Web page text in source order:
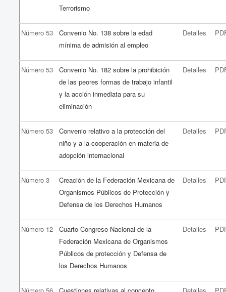
Terrorismo
Número 53
Convenio No. 138 sobre la edad
mínima de admisión al empleo
Detalles
Número 53
Convenio No. 182 sobre la prohibición
de las peores formas de trabajo infantil
y la acción inmediata para su
eliminación
Detalles
Número 53
Convenio relativo a la protección del
niño y a la cooperación en materia de
adopción internacional
Detalles
Número 3
Creación de la Federación Mexicana de
Organismos Públicos de Protección y
Defensa de los Derechos Humanos
Detalles
Número 12
Cuarto Congreso Nacional de la
Federación Mexicana de Organismos
Públicos de protección y Defensa de
los Derechos Humanos
Detalles